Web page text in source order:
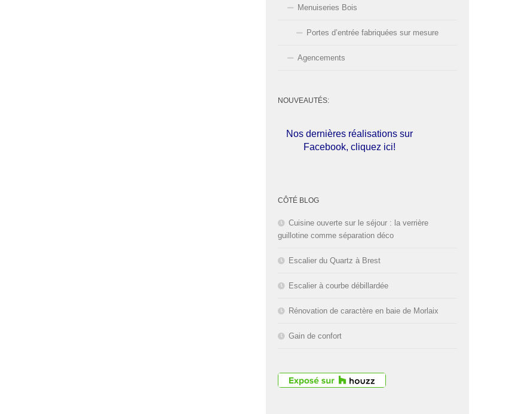
Menuiseries Bois
Portes d’entrée fabriquées sur mesure
Agencements
NOUVEAUTÉS:
CÔTÉ BLOG
Cuisine ouverte sur le séjour : la verrière
guillotine comme séparation déco
Escalier du Quartz à Brest
Escalier à courbe débillardée
Rénovation de caractère en baie de Morlaix
Gain de confort